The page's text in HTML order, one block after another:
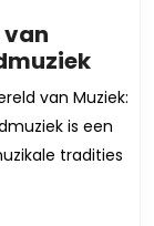
van
de
van
van Muziek:
is een
tradities